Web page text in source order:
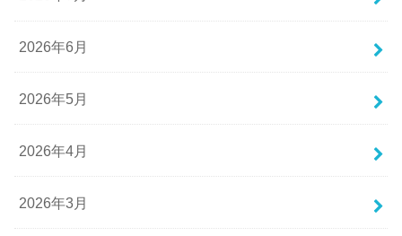
2026年6月
2026年5月
2026年4月
2026年3月